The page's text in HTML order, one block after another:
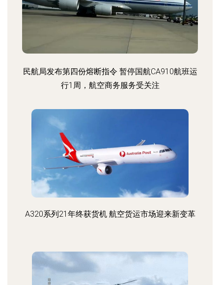
民航局发布第四份熔断指令 暂停国航CA910航班运
行1周，航空商务服务受关注
A320系列21年终获货机 航空货运市场迎来新变革